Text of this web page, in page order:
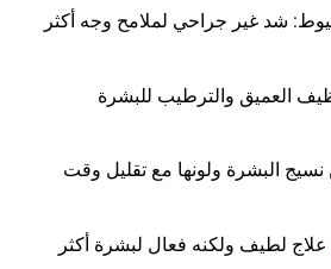
شد غير جراحي لملامح وجه أكثر
العميق والترطيب للبشرة
البشرة ولونها مع تقليل وقت
علاج لطيف ولكنه فعال لبشرة أكثر